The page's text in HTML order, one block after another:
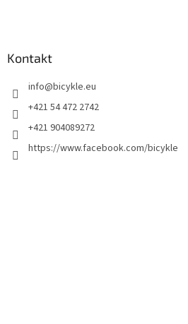
Kontakt
info@bicykle.eu
+421 54 472 2742
+421 904089272
https://www.facebook.com/bicykle